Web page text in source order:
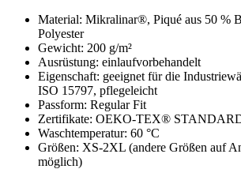
Material: Mikralinar®, Piqué aus 50 %
Polyester
Gewicht: 200 g/m²
Ausrüstung: einlaufvorbehandelt
Eigenschaft: geeignet für die
ISO 15797, pflegeleicht
Passform: Regular Fit
Zertifikate: OEKO-TEX®
Waschtemperatur: 60 °C
Größen: XS-2XL (andere Größen auf
möglich)